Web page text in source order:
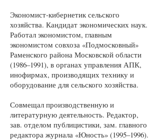
Экономист-кибернетик сельского
хозяйства. Кандидат экономических наук.
Работал экономистом, главным
экономистом совхоза «Подмосковный»
Раменского района Московской области
(1986–1991), в органах управления АПК,
инофирмах, производящих технику и
оборудование для сельского хозяйства.
Совмещал производственную и
литературную деятельность. Редактор,
зав. отделом публицистики, зам. главного
редактора журнала «Юность» (1995–1996).